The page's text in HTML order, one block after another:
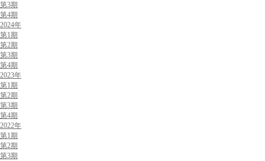
第3期
第4期
2024年
第1期
第2期
第3期
第4期
2023年
第1期
第2期
第3期
第4期
2022年
第1期
第2期
第3期